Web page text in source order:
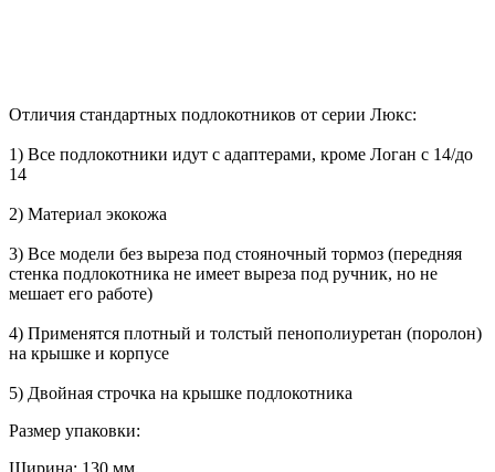
Отличия стандартных подлокотников от серии Люкс:
1) Все подлокотники идут с адаптерами, кроме Логан с 14/до
14
2) Материал экокожа
3) Все модели без выреза под стояночный тормоз (передняя
стенка подлокотника не имеет выреза под ручник, но не
мешает его работе)
4) Применятся плотный и толстый пенополиуретан (поролон)
на крышке и корпусе
5) Двойная строчка на крышке подлокотника
Размер упаковки:
Ширина: 130 мм.